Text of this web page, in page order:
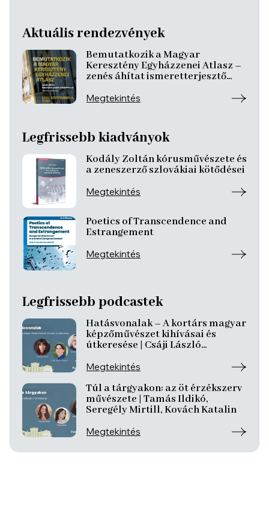
Aktuális rendezvények
Bemutatkozik a Magyar
Keresztény Egyházzenei Atlasz –
zenés áhítat ismeretterjesztő
Megtekintés
Legfrissebb kiadványok
Kodály Zoltán kórusművészete és
a zeneszerző szlovákiai kötődései
Megtekintés
Poetics of Transcendence and
Estrangement
Megtekintés
Legfrissebb podcastek
Hatásvonalak – A kortárs magyar
képzőművészet kihívásai és
útkeresése | Csáji László
József
Megtekintés
Túl a tárgyakon: az öt érzékszerv
művészete | Tamás Ildikó,
Seregély Mirtill, Kovách Katalin
Megtekintés